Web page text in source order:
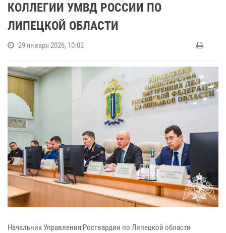
КОЛЛЕГИИ УМВД РОССИИ ПО
ЛИПЕЦКОЙ ОБЛАСТИ
29 января 2026, 10:02
Начальник Управления Росгвардии по Липецкой области